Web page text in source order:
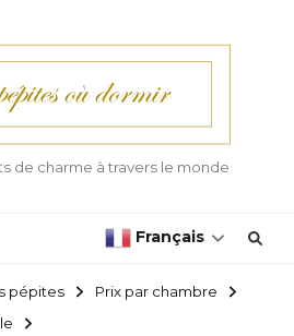
de charme à travers le monde
Français
pépites
Prix par chambre